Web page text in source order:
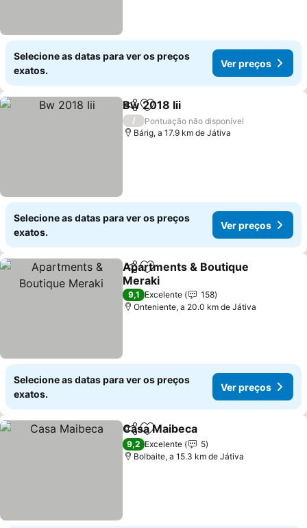
Selecione as datas para ver os preços
exatos.
Ver preços
PartilharAdicionar aos favoritos
Bw 2018 Iii
/
Pontuação não disponível
Bárig, a 17.9 km de Játiva
Selecione as datas para ver os preços
exatos.
Ver preços
PartilharAdicionar aos favoritos
Apartments & Boutique
Meraki
9,1 Excelente
158
Onteniente, a 20.0 km de Játiva
Selecione as datas para ver os preços
exatos.
Ver preços
PartilharAdicionar aos favoritos
Casa Maibeca
9,2 Excelente
5
Bolbaite, a 15.3 km de Játiva